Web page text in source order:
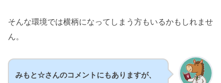
そんな環境では横柄になってしまう方もいるかもしれませ
ん。
みもと☆さんのコメントにもありますが、